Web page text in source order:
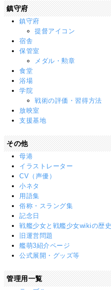
鎮守府
鎮守府
提督アイコン
宿舎
保管室
メダル・勲章
食堂
浴場
学院
戦術の評価・習得方法
放映室
支援基地
その他
母港
イラストレーター
CV（声優）
小ネタ
用語集
俗称・スラング集
記念日
戦艦少女と戦艦少女wikiの歴史
旧運営問題
艦萌3紹介ページ
公式展開・グッズ等
管理用一覧